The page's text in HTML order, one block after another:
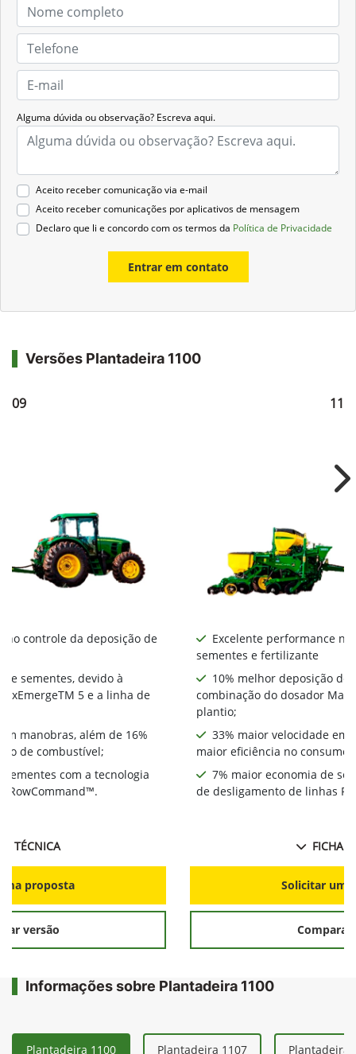
Alguma dúvida ou observação? Escreva aqui.
Aceito receber comunicação via e-mail
Aceito receber comunicações por aplicativos de mensagem
Declaro que li e concordo com os termos da Política de Privacidade
Entrar em contato
Versões Plantadeira 1100
no controle da deposição de
sementes, devido à
5 e a linha de
manobras, além de 16%
de combustível;
com a tecnologia
RowCommand™.
TÉCNICA
proposta
versão
Excelente performance
sementes e fertilizante
10% melhor deposição de
combinação do dosador
plantio;
33% maior velocidade em
maior eficiência no consumo
7% maior economia de
de desligamento de linhas
FICHA
Solicitar
Comparar
Informações sobre Plantadeira 1100
Plantadeira 1100 Plantadeira 1107 Plantadeira